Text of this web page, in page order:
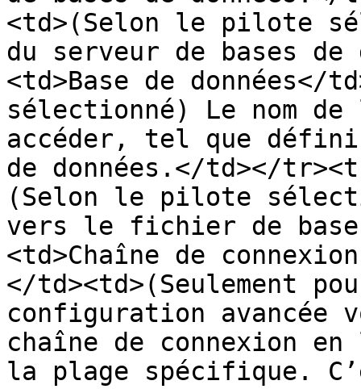
<td>(Selon le pilote
du serveur de bases
<td>Base de
sélectionné) Le nom de
accéder, tel que défini
de données.</td></
(Selon le pilote
vers le fichier de
<td>Chaîne de
</td><td>(Seulement
configuration avancée
chaîne de connexion
la plage spécifique.